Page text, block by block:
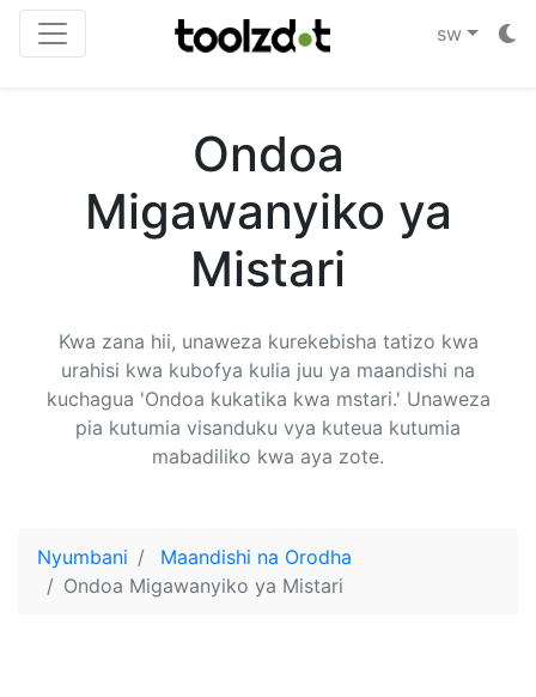
sw
Ondoa
Migawanyiko ya
Mistari
Kwa zana hii, unaweza kurekebisha tatizo kwa
urahisi kwa kubofya kulia juu ya maandishi na
kuchagua 'Ondoa kukatika kwa mstari.' Unaweza
pia kutumia visanduku vya kuteua kutumia
mabadiliko kwa aya zote.
Nyumbani
Maandishi na Orodha
Ondoa Migawanyiko ya Mistari